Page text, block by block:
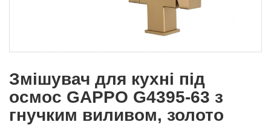
Змішувач для кухні під
осмос GAPPO G4395-63 з
гнучким виливом, золото